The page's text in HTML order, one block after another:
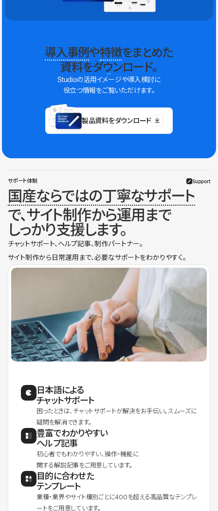
導入事例や特徴をまとめた
資料をダウンロード。
Studioの活用イメージや導入検討に
役立つ情報をご覧いただけます。
製品資料をダウンロード
サポート体制 Support
国産ならではの丁寧なサポート
で、サイト制作から運用まで
しっかり支援します。
チャットサポート、ヘルプ記事、制作パートナー。
サイト制作から日常運用まで、必要なサポートをわかりやすく。
日本語による
チャットサポート
困ったときは、チャットサポートが解決をお手伝い。スムーズに
疑問を解消できます。
豊富でわかりやすい
ヘルプ記事
初心者でもわかりやすい、操作・機能に
関する解説記事をご用意しています。
目的に合わせた
テンプレート
業種・業界やサイト種別ごとに400を超える高品質なテンプレ
ートをご用意しています。